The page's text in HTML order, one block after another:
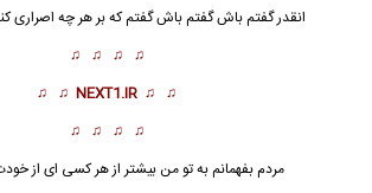
انقدر گفتم باش گفتم باش گفتم که بر هر چه اصراری
♫ ♫ ♫ ♫
♫ ♫
NEXT1.IR
♫ ♫
♫ ♫ ♫ ♫
مردم بفهمانم به تو من بیشتر از هر کسی ای از